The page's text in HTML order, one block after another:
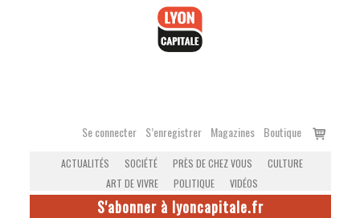
Se connecter S’enregistrer Magazines Boutique
Voir
ACTUALITÉS SOCIÉTÉ PRÈS DE CHEZ VOUS
CULTURE
ART DE VIVRE
POLITIQUE VIDÉOS
S'abonner à lyoncapitale.fr